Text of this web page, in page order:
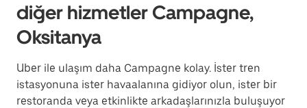
diğer hizmetler Campagne,
Oksitanya
Uber ile ulaşım daha Campagne kolay. İster tren
istasyonuna ister havaalanına gidiyor olun, ister bir
restoranda veya etkinlikte arkadaşlarınızla buluşuyor